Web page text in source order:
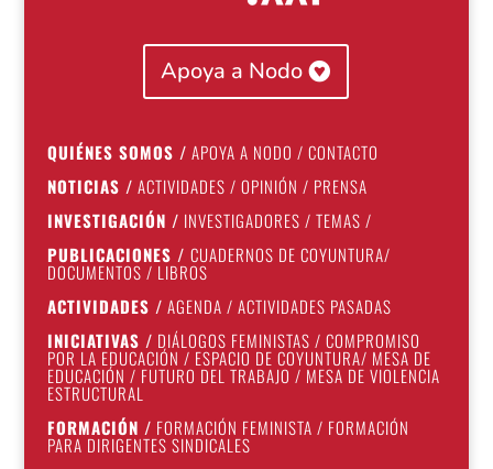
Apoya a Nodo
QUIÉNES SOMOS / APOYA A NODO / CONTACTO
NOTICIAS / ACTIVIDADES / OPINIÓN / PRENSA
INVESTIGACIÓN / INVESTIGADORES / TEMAS /
PUBLICACIONES / CUADERNOS DE COYUNTURA/
DOCUMENTOS / LIBROS
ACTIVIDADES / AGENDA / ACTIVIDADES PASADAS
INICIATIVAS / DIÁLOGOS FEMINISTAS / COMPROMISO
POR LA EDUCACIÓN / ESPACIO DE COYUNTURA/ MESA DE
EDUCACIÓN / FUTURO DEL TRABAJO / MESA DE VIOLENCIA
ESTRUCTURAL
FORMACIÓN / FORMACIÓN FEMINISTA / FORMACIÓN
PARA DIRIGENTES SINDICALES